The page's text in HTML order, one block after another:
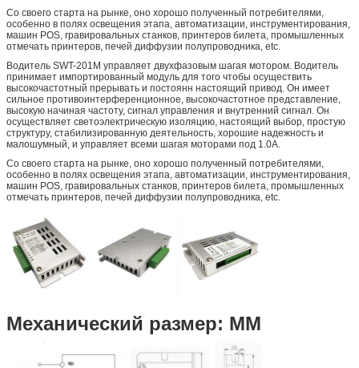
Со своего старта на рынке, оно хорошо полученный потребителями,
особенно в полях освещения этапа, автоматизации, инструментирования,
машин POS, гравировальных станков, принтеров билета, промышленных
отмечать принтеров, печей диффузии полупроводника, etc.
Водитель SWT-201M управляет двухфазовым шагая мотором. Водитель
принимает импортированный модуль для того чтобы осуществить
высокочастотный прерывать и постоянн настоящий привод. Он имеет
сильное противоинтерференционное, высокочастотное представление,
высокую начиная частоту, сигнал управления и внутренний сигнал. Он
осуществляет светоэлектрическую изоляцию, настоящий выбор, простую
структуру, стабилизированную деятельность, хорошие надежность и
малошумный, и управляет всеми шагая моторами под 1.0A.
Со своего старта на рынке, оно хорошо полученный потребителями,
особенно в полях освещения этапа, автоматизации, инструментирования,
машин POS, гравировальных станков, принтеров билета, промышленных
отмечать принтеров, печей диффузии полупроводника, etc.
Механический размер: MM